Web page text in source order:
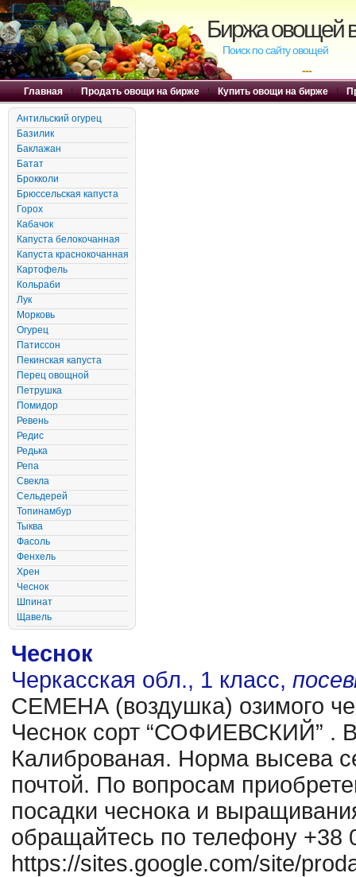
Биржа овощей
Поиск по сайту овощей
---
Главная | Продать овощи на бирже | Купить овощи на бирже |
Антильский огурец
Базилик
Баклажан
Батат
Брокколи
Брюссельская капуста
Горох
Кабачок
Капуста белокочанная
Капуста краснокочанная
Картофель
Кольраби
Лук
Морковь
Огурец
Патиссон
Пекинская капуста
Перец овощной
Петрушка
Помидор
Ревень
Редис
Редька
Репа
Свекла
Сельдерей
Топинамбур
Тыква
Фасоль
Фенхель
Хрен
Чеснок
Шпинат
Щавель
Чеснок
Черкасская обл., 1 класс,
CЕМЕНА (воздушка) озимого
Чеснок сорт “СОФИЕВСКИЙ” .
Калиброваная. Норма высева
почтой. По вопросам
посадки чеснока и
обращайтесь по телефону +38
https://sites.google.com/site/